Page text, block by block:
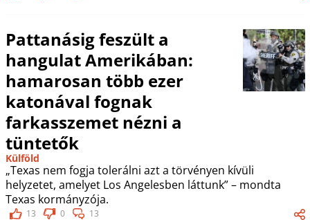
Pattanásig feszült a
hangulat Amerikában:
hamarosan több ezer
katonával fognak
farkasszemet nézni a
tüntetők
Külföld
„Texas nem fogja tolerálni azt a törvényen kívüli
helyzetet, amelyet Los Angelesben láttunk” – mondta
Texas kormányzója.
13 0 13